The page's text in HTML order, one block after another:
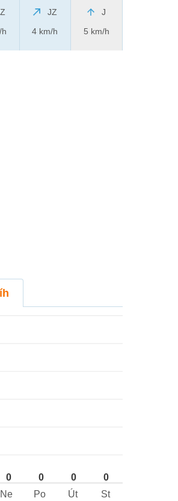
JZ
4 km/h
J
5 km/h
0 0 0 0
Ne Po Út St